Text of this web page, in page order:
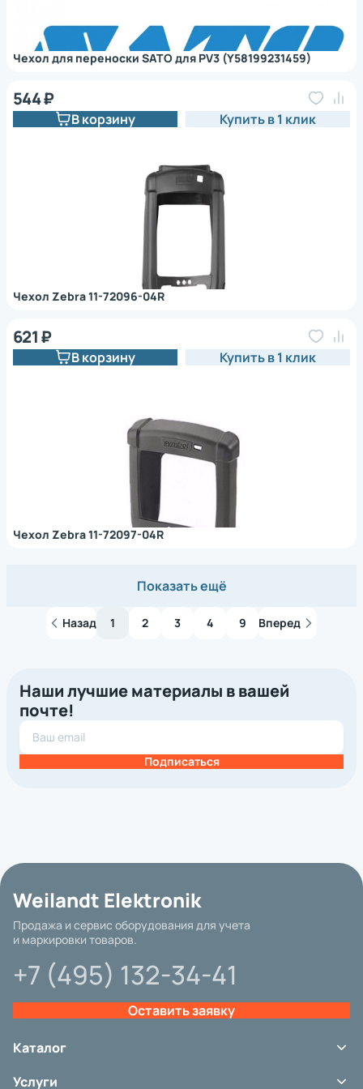
Чехол для переноски SATO для PV3 (Y58199231459)
Чехол Zebra 11-72096-04R
544 ₽
В корзину Купить в 1 клик
Чехол Zebra 11-72097-04R
621 ₽
В корзину Купить в 1 клик
Показать ещё
Назад 1 2 3 4 9 Вперед
Наши лучшие материалы в вашей
почте!
Подписаться
Weilandt Elektronik
Продажа и сервис оборудования для учета
и маркировки товаров.
+7 (495) 132-34-41
Оставить заявку
Каталог
Сканеры штрих-кода
Услуги